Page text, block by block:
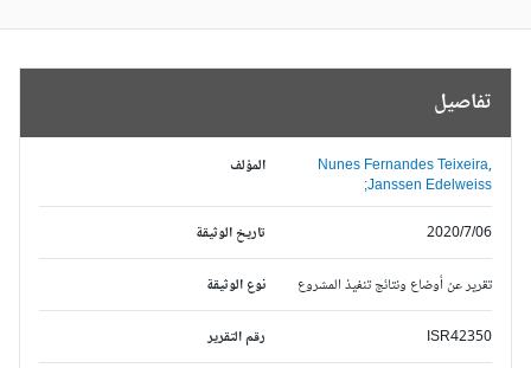
تفاصيل
المؤلف
Nunes Fernandes Teixeira,
Janssen Edelweiss;
تاريخ الوثيقة
2020/7/06
نوع الوثيقة تقرير عن أوضاع ونتائج تنفيذ المشروع
رقم التقرير ISR42350